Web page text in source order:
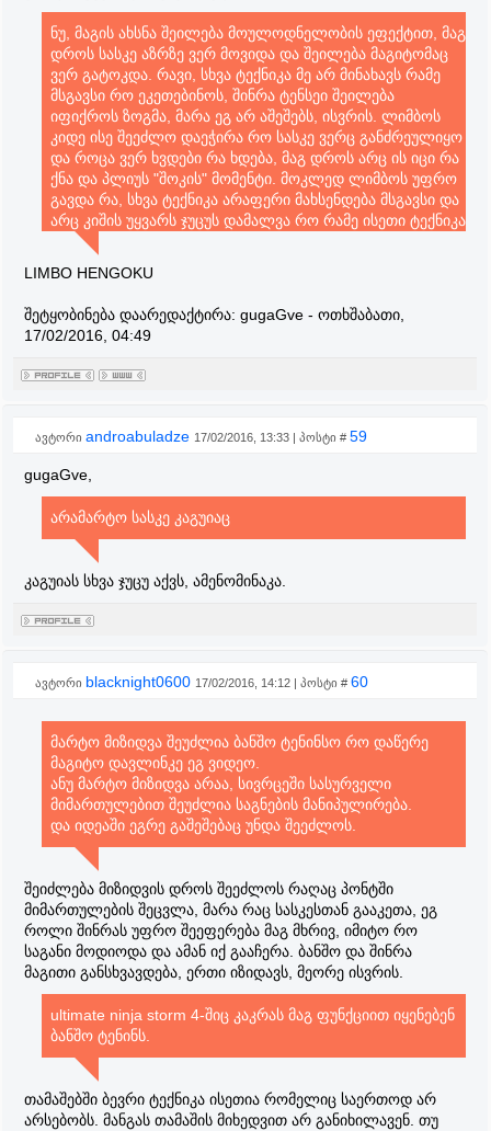
ნუ, მაგის ახსნა შეილება მოულოდნელობის ეფექტით, მაგ
დროს სასკე აზრზე ვერ მოვიდა და შეილება მაგიტომაც
ვერ გატოკდა. რავი, სხვა ტექნიკა მე არ მინახავს რამე
მსგავსი რო ეკეთებინოს, შინრა ტენსეი შეილება
იფიქროს ზოგმა, მარა ეგ არ აშეშებს, ისვრის. ლიმბოს
კიდე ისე შეეძლო დაეჭირა რო სასკე ვერც განძრეულიყო
და როცა ვერ ხვდები რა ხდება, მაგ დროს არც ის იცი რა
ქნა და პლიუს "შოკის" მომენტი. მოკლედ ლიმბოს უფრო
გავდა რა, სხვა ტექნიკა არაფერი მახსენდება მსგავსი და
არც კიშის უყვარს ჯუცუს დამალვა რო რამე ისეთი ტექნიკა
ყოფილიყო, რაც არ ეხსენებინოთ.
LIMBO HENGOKU
შეტყობინება დაარედაქტირა: gugaGve - ოთხშაბათი,
17/02/2016, 04:49
ავტორი androabuladze 17/02/2016, 13:33 | პოსტი # 59
gugaGve,
არამარტო სასკე კაგუიაც
კაგუიას სხვა ჯუცუ აქვს, ამენომინაკა.
ავტორი blacknight0600 17/02/2016, 14:12 | პოსტი # 60
მარტო მიზიდვა შეუძლია ბანშო ტენინსო რო დაწერე
მაგიტო დავლინკე ეგ ვიდეო.
ანუ მარტო მიზიდვა არაა, სივრცეში სასურველი
მიმართულებით შეუძლია საგნების მანიპულირება.
და იდეაში ეგრე გაშეშებაც უნდა შეეძლოს.
შეიძლება მიზიდვის დროს შეეძლოს რაღაც პონტში
მიმართულების შეცვლა, მარა რაც სასკესთან გააკეთა, ეგ
როლი შინრას უფრო შეეფერება მაგ მხრივ, იმიტო რო
საგანი მოდიოდა და ამან იქ გააჩერა. ბანშო და შინრა
მაგითი განსხვავდება, ერთი იზიდავს, მეორე ისვრის.
ultimate ninja storm 4-შიც კაკრას მაგ ფუნქციით იყენებენ
ბანშო ტენინს.
თამაშებში ბევრი ტექნიკა ისეთია რომელიც საერთოდ არ
არსებობს. მანგას თამაშის მიხედვით არ განიხილავენ. თუ